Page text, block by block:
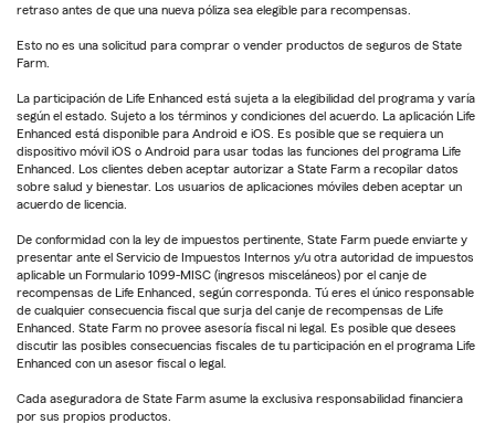
retraso antes de que una nueva póliza sea elegible para recompensas.
Esto no es una solicitud para comprar o vender productos de seguros de State
Farm.
La participación de Life Enhanced está sujeta a la elegibilidad del programa y varía
según el estado. Sujeto a los términos y condiciones del acuerdo. La aplicación Life
Enhanced está disponible para Android e iOS. Es posible que se requiera un
dispositivo móvil iOS o Android para usar todas las funciones del programa Life
Enhanced. Los clientes deben aceptar autorizar a State Farm a recopilar datos
sobre salud y bienestar. Los usuarios de aplicaciones móviles deben aceptar un
acuerdo de licencia.
De conformidad con la ley de impuestos pertinente, State Farm puede enviarte y
presentar ante el Servicio de Impuestos Internos y/u otra autoridad de impuestos
aplicable un Formulario 1099-MISC (ingresos misceláneos) por el canje de
recompensas de Life Enhanced, según corresponda. Tú eres el único responsable
de cualquier consecuencia fiscal que surja del canje de recompensas de Life
Enhanced. State Farm no provee asesoría fiscal ni legal. Es posible que desees
discutir las posibles consecuencias fiscales de tu participación en el programa Life
Enhanced con un asesor fiscal o legal.
Cada aseguradora de State Farm asume la exclusiva responsabilidad financiera
por sus propios productos.